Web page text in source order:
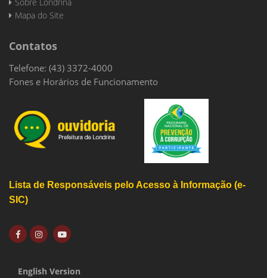
Mapa do Site
Contatos
Telefone: (43) 3372-4000
Fones e Horários de Funcionamento
Lista de Responsáveis pelo Acesso à Informação (e-
SIC)
English Version